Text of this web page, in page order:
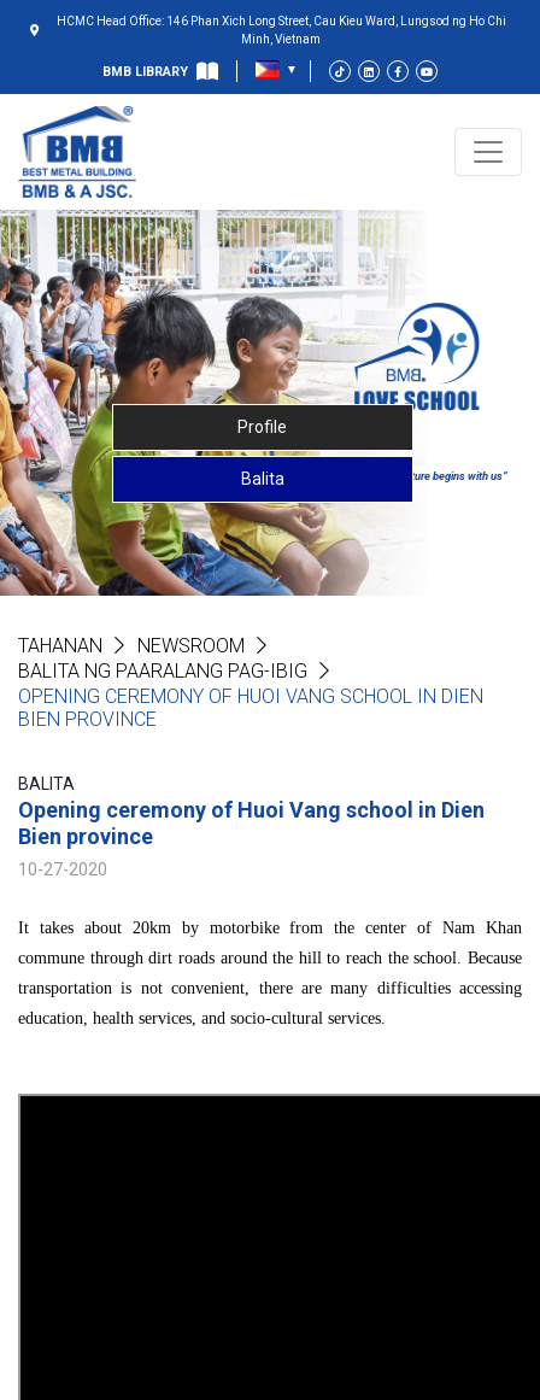
HCMC Head Office: 146 Phan Xich Long Street, Cau Kieu Ward, Lungsod ng Ho Chi
Minh, Vietnam
BMB LIBRARY
“Together your future begins with us”
Profile
Balita
TAHANAN
NEWSROOM
BALITA NG PAARALANG PAG-IBIG
OPENING CEREMONY OF HUOI VANG SCHOOL IN DIEN
BIEN PROVINCE
BALITA
Opening ceremony of Huoi Vang school in Dien
Bien province
10-27-2020
It takes about 20km by motorbike from the center of Nam Khan
commune through dirt roads around the hill to reach the school. Because
transportation is not convenient, there are many difficulties accessing
education, health services, and socio-cultural services.